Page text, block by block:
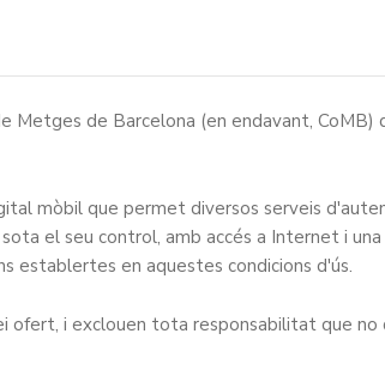
Metges de Barcelona (en endavant,
mòbil que permet diversos serveis
el seu control, amb accés a Internet i una
establertes en aquestes condicions d'ús.
ofert, i exclouen tota responsabilitat que